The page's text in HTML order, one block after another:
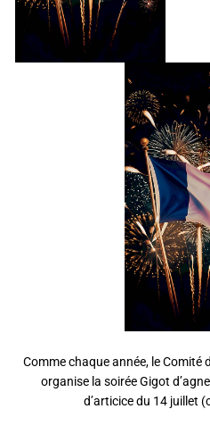
Comme chaque année, le Comité
organise la soirée Gigot
d’articice du 14 juillet